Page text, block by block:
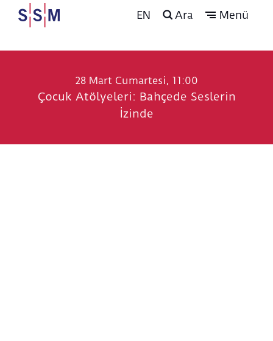
EN Ara Menü
28 Mart Cumartesi, 11:00
Çocuk Atölyeleri: Bahçede Seslerin
İzinde